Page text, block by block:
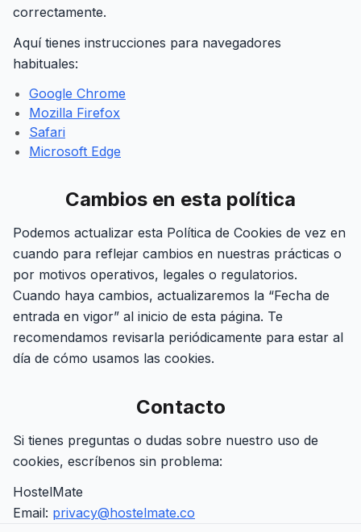
correctamente.
Aquí tienes instrucciones para navegadores
habituales:
Google Chrome
Mozilla Firefox
Safari
Microsoft Edge
Cambios en esta política
Podemos actualizar esta Política de Cookies de vez en
cuando para reflejar cambios en nuestras prácticas o
por motivos operativos, legales o regulatorios.
Cuando haya cambios, actualizaremos la “Fecha de
entrada en vigor” al inicio de esta página. Te
recomendamos revisarla periódicamente para estar al
día de cómo usamos las cookies.
Contacto
Si tienes preguntas o dudas sobre nuestro uso de
cookies, escríbenos sin problema:
HostelMate
Email: privacy@hostelmate.co